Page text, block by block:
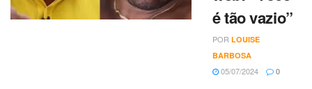
é tão vazio”
POR LOUISE
BARBOSA
05/07/2024 0